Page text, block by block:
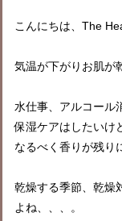
こんにちは、 The
気温が下がりお肌が
水仕事、アルコール
保湿ケアはしたいけ
なるべく香りが残り
乾燥する季節、乾燥
よね、、、。